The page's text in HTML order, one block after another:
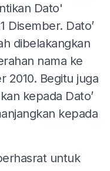
Dato'
Disember. Dato’
dibelakangkan
nama ke
2010. Begitu juga
kepada Dato’
kepada
untuk